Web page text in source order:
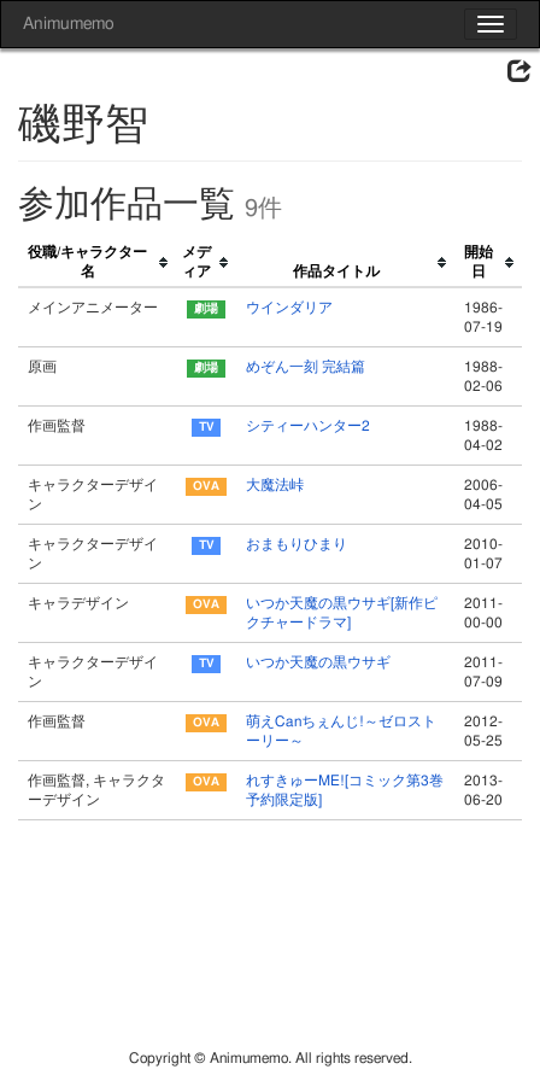
Toggle
Animumemo
磯野智
参加作品一覧 9件
役職/キャラクター
名
メデ
ィア
作品タイトル
開始
日
メインアニメーター ウインダリア
1986-
07-19
原画 めぞん一刻 完結篇
1988-
02-06
作画監督 シティーハンター2
1988-
04-02
キャラクターデザイ
ン
大魔法峠
2006-
04-05
キャラクターデザイ
ン
おまもりひまり
2010-
01-07
キャラデザイン
いつか天魔の黒ウサギ[新作ピ
クチャードラマ]
2011-
00-00
キャラクターデザイ
ン
いつか天魔の黒ウサギ
2011-
07-09
作画監督
萌えCanちぇんじ!～ゼロスト
ーリー～
2012-
05-25
作画監督, キャラクタ
ーデザイン
れすきゅーME![コミック第3巻
予約限定版]
2013-
06-20
Copyright © Animumemo. All rights reserved.